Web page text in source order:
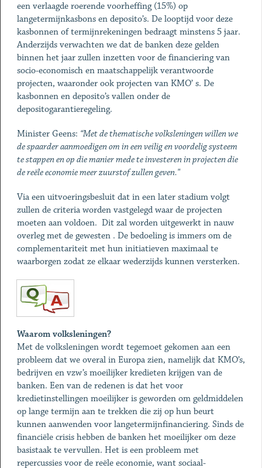
een verlaagde roerende voorheffing (15%) op
langetermijnkasbons en deposito’s. De looptijd voor deze
kasbonnen of termijnrekeningen bedraagt minstens 5 jaar.
Anderzijds verwachten we dat de banken deze gelden
binnen het jaar zullen inzetten voor de financiering van
socio-economisch en maatschappelijk verantwoorde
projecten, waaronder ook projecten van KMO’ s. De
kasbonnen en deposito’s vallen onder de
depositogarantieregeling.
Minister Geens: “Met de thematische volksleningen willen we
de spaarder aanmoedigen om in een veilig en voordelig systeem
te stappen en op die manier mede te investeren in projecten die
de reële economie meer zuurstof zullen geven."
Via een uitvoeringsbesluit dat in een later stadium volgt
zullen de criteria worden vastgelegd waar de projecten
moeten aan voldoen. Dit zal worden uitgewerkt in nauw
overleg met de gewesten . De bedoeling is immers om de
complementariteit met hun initiatieven maximaal te
waarborgen zodat ze elkaar wederzijds kunnen versterken.
Waarom volksleningen?
Met de volksleningen wordt tegemoet gekomen aan een
probleem dat we overal in Europa zien, namelijk dat KMO’s,
bedrijven en vzw’s moeilijker kredieten krijgen van de
banken. Een van de redenen is dat het voor
kredietinstellingen moeilijker is geworden om geldmiddelen
op lange termijn aan te trekken die zij op hun beurt
kunnen aanwenden voor langetermijnfinanciering. Sinds de
financiële crisis hebben de banken het moeilijker om deze
basistaak te vervullen. Het is een probleem met
repercussies voor de reële economie, want sociaal-